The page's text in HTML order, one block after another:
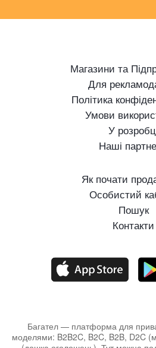
Магазини та
Для
Політика
Умови
У
Наші
Як почати
Особистий
Пошук
Контакти
Багател — платформа для
моделями: B2B2C, B2C, B2B, D2C